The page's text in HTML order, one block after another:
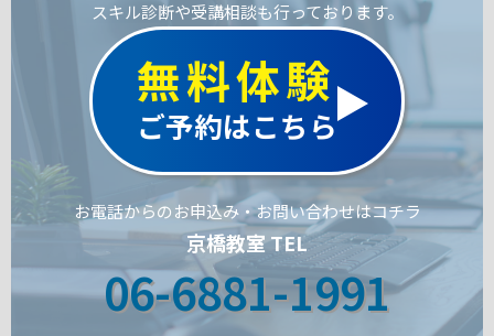
スキル診断や受講相談も行っております。
無料体験
ご予約はこちら
お電話からのお申込み・お問い合わせはコチラ
京橋教室 TEL
06-6881-1991